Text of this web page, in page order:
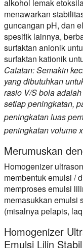
alkohol lemak
menawarkan
guncangan pH, dan
spesifik lainnya,
surfaktan anionik
surfaktan kationik
Catatan: Semakin
yang dibutuhkan
rasio V/S bola
setiap peningkatan,
peningkatan luas
peningkatan volume
Merumuskan
Homogenizer
membentuk emulsi /
memproses emulsi
memasukkan emulsi
(misalnya pelapis,
Homogenizer
Emulsi Lilin Stabil